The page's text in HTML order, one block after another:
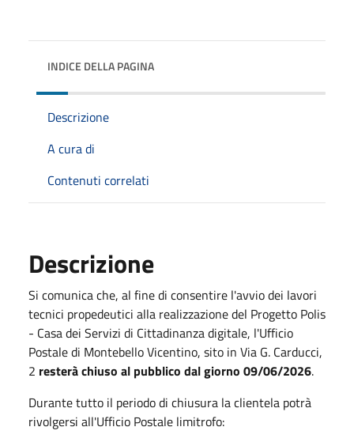
INDICE DELLA PAGINA
Descrizione
A cura di
Contenuti correlati
Descrizione
Si comunica che, al fine di consentire l'avvio dei lavori
tecnici propedeutici alla realizzazione del Progetto Polis
- Casa dei Servizi di Cittadinanza digitale, l'Ufficio
Postale di Montebello Vicentino, sito in Via G. Carducci,
2 resterà chiuso al pubblico dal giorno 09/06/2026.
Durante tutto il periodo di chiusura la clientela potrà
rivolgersi all'Ufficio Postale limitrofo: